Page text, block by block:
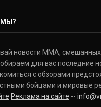
новости ММА, смешанных
для вас последние
с обзорами
бойцами и мировые
Реклама на сайте --